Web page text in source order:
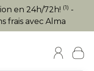
en 24h/72h! (1) -
frais avec Alma